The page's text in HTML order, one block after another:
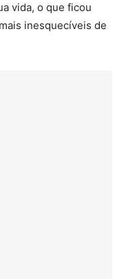
vida, o que ficou
inesquecíveis de